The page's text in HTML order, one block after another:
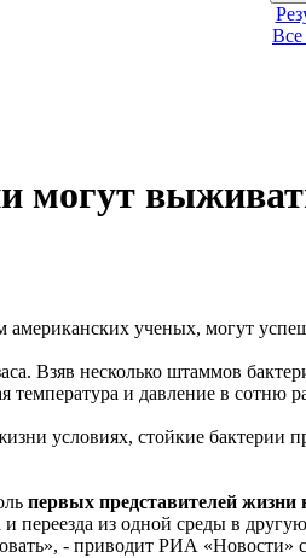
могут
ученых, могут
Взяв несколько штаммов
температура и давление в сотню
условиях, стойкие бактерии
первых представителей жизни
переезда из одной среды в
- приводит РИА «Новости»